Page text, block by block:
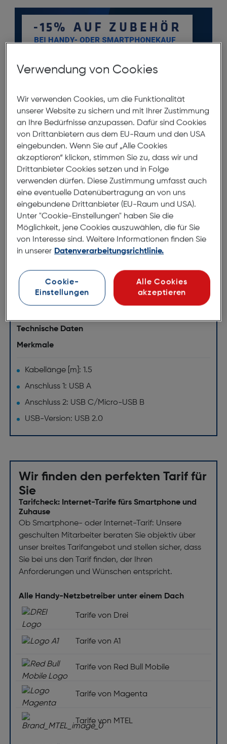
Produktbeschreibung
Samsung Datenkabel 2in1 Micro-
USB und USB-C Adapter
ArtNr.: 620984432
Samsung Duo Cable
Funktionen
Kabellänge: 1.5 m
USB-Version: 2.0/3.0 (3.1 Gen 1)
Anschluss 1: USB A
Anschluss 2: Micro-USB B/USB C
Geschlecht: Männlich/männlich
Anschluss 1 Formfaktor: Gerade
Anschluss 2 Formfaktor: Gerade
Produktfarbe: Weiß
Technische Daten
Merkmale
Kabellänge [m]: 1.5
Anschluss 1: USB A
Anschluss 2: USB C/Micro-USB B
USB-Version: USB 2.0
Wir finden den perfekten Tarif für
Sie
Tarifcheck: Internet-Tarife fürs Smartphone und
Zuhause
Ob Smartphone- oder Internet-Tarif: Unsere
geschulten Mitarbeiter beraten Sie objektiv über
unser breites Tarifangebot und stellen sicher, dass
Sie bei uns den Tarif finden, der Ihren
Anforderungen und Wünschen entspricht.
Alle Handy-Netzbetreiber unter einem Dach
Tarife von Drei
Tarife von A1
Tarife von Red Bull Mobile
Tarife von Magenta
Tarife von MTEL
Verwendung von Cookies
Wir verwenden Cookies, um die Funktionalität
unserer Website zu sichern und mit Ihrer Zustimmung
an Ihre Bedürfnisse anzupassen. Dafür sind Cookies
von Drittanbietern aus dem EU-Raum und den USA
eingebunden. Wenn Sie auf „Alle Cookies
akzeptieren“ klicken, stimmen Sie zu, dass wir und
Drittanbieter Cookies setzen und in Folge
verwenden dürfen. Diese Zustimmung umfasst auch
eine eventuelle Datenübertragung an von uns
eingebundene Drittanbieter (EU-Raum und USA).
Unter "Cookie-Einstellungen" haben Sie die
Möglichkeit, jene Cookies auszuwählen, die für Sie
von Interesse sind. Weitere Informationen finden Sie
in unserer Datenverarbeitungsrichtlinie.
Cookie-
Einstellungen
Alle Cookies
akzeptieren